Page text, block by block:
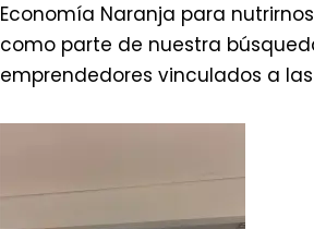
Economía Naranja para
como parte de nuestra
emprendedores vinculados a